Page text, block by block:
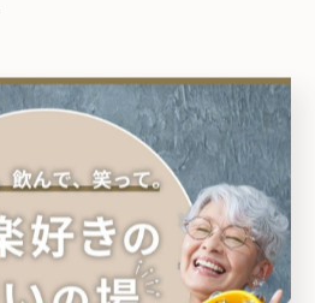
ガンで亡くなって連絡をくれ
たのですが4月のココスタジオ5
ちゃと来てくれたのが最後にな
🥹